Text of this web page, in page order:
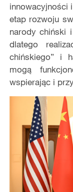
innowacyjności
etap rozwoju
narody chiński
dlatego
chińskiego” i
mogą
wspierając i